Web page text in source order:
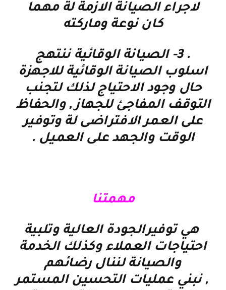
لاجراء الصيانة الازمة لة مهما
كان نوعة وماركته
. 3- الصيانة الوقائية ننتهج
اسلوب الصيانة الوقائية للاجهزة
حال وجود الاحتياج لذلك لتجنب
التوقف المفاجئ للجهاز , والحفاظ
على العمر الافتراضى لة وتوفير
الوقت والجهد على العميل .
مهمتنا
هي توفيرالجودة العالية وتلبية
احتياجات العملاء وكذلك الخدمة
والصيانة لننال رضائهم
, نبني عمليات التحسين المستمر